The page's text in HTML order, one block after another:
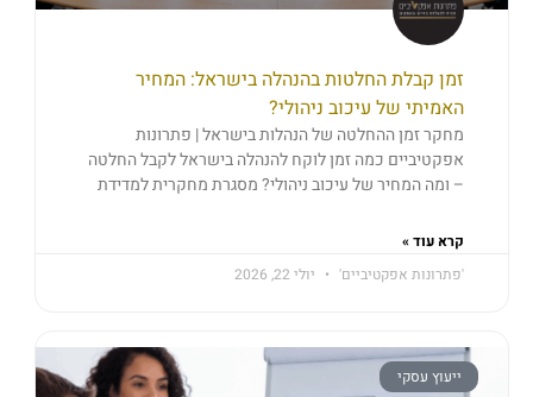
זמן קבלת החלטות בהנהלה בישראל: המחיר
האמיתי של עיכוב ניהולי?
מחקר זמן ההחלטה של הנהלות בישראל | פתרונות
אפקטיביים כמה זמן לוקח להנהלה בישראל לקבל החלטה
– ומה המחיר של עיכוב ניהולי? מסגרת מחקרית למדידת
קרא עוד »
'פתרונות אפקטיביים'
יולי 22, 2026
ייעוץ עסקי